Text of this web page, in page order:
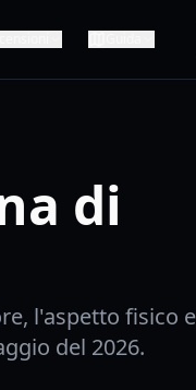
di
l'aspetto fisico
del 2026.